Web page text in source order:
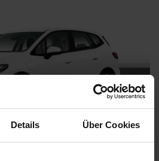
Details Über Cookies